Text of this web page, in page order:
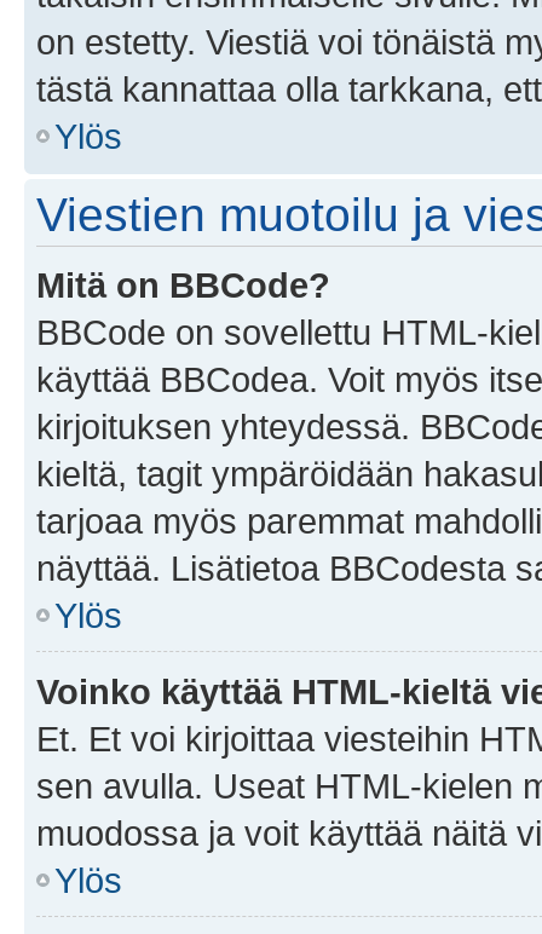
on estetty. Viestiä voi tönäistä
tästä kannattaa olla tarkkana,
Ylös
Viestien muotoilu ja
Mitä on BBCode?
BBCode on sovellettu HTML-
käyttää BBCodea. Voit myös
kirjoituksen yhteydessä.
kieltä, tagit ympäröidään
tarjoaa myös paremmat
näyttää. Lisätietoa BBCodesta
Ylös
Voinko käyttää HTML-kieltä
Et. Et voi kirjoittaa viesteihin
sen avulla. Useat HTML-kielen
muodossa ja voit käyttää näitä
Ylös